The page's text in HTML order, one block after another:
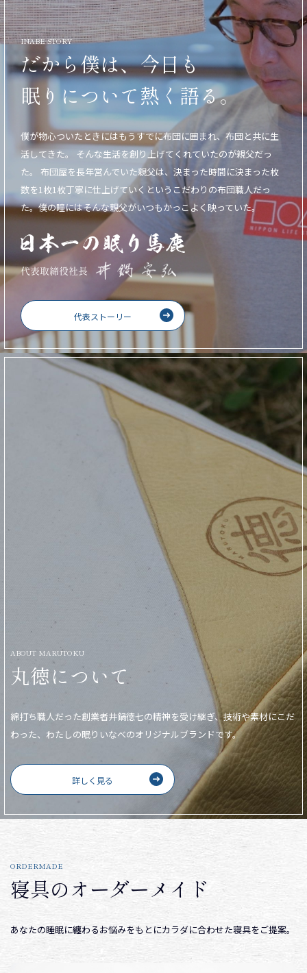
INABE STORY
だから僕は、今日も
眠りについて熱く語る。
僕が物心ついたときにはもうすでに布団に囲まれ、布団と共に生
活してきた。
そんな生活を創り上げてくれていたのが親父だっ
た。
布団屋を長年営んでいた親父は、決まった時間に決まった枚
数を1枚1枚丁寧に仕上げていくというこだわりの布団職人だっ
た。僕の瞳にはそんな親父がいつもかっこよく映っていた。
代表ストーリー
ABOUT MARUTOKU
丸徳について
綿打ち職人だった創業者井鍋徳七の精神を受け継ぎ、技術や素材にこだ
わった、わたしの眠りいなべのオリジナルブランドです。
詳しく見る
ORDERMADE
寝具のオーダーメイド
あなたの睡眠に纏わるお悩みをもとにカラダに合わせた寝具をご提案。